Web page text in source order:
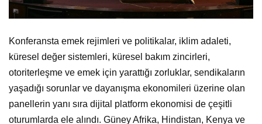
Konferansta emek rejimleri ve politikalar, iklim adaleti,
küresel değer sistemleri, küresel bakım zincirleri,
otoriterleşme ve emek için yarattığı zorluklar, sendikaların
yaşadığı sorunlar ve dayanışma ekonomileri üzerine olan
panellerin yanı sıra dijital platform ekonomisi de çeşitli
oturumlarda ele alındı. Güney Afrika, Hindistan, Kenya ve